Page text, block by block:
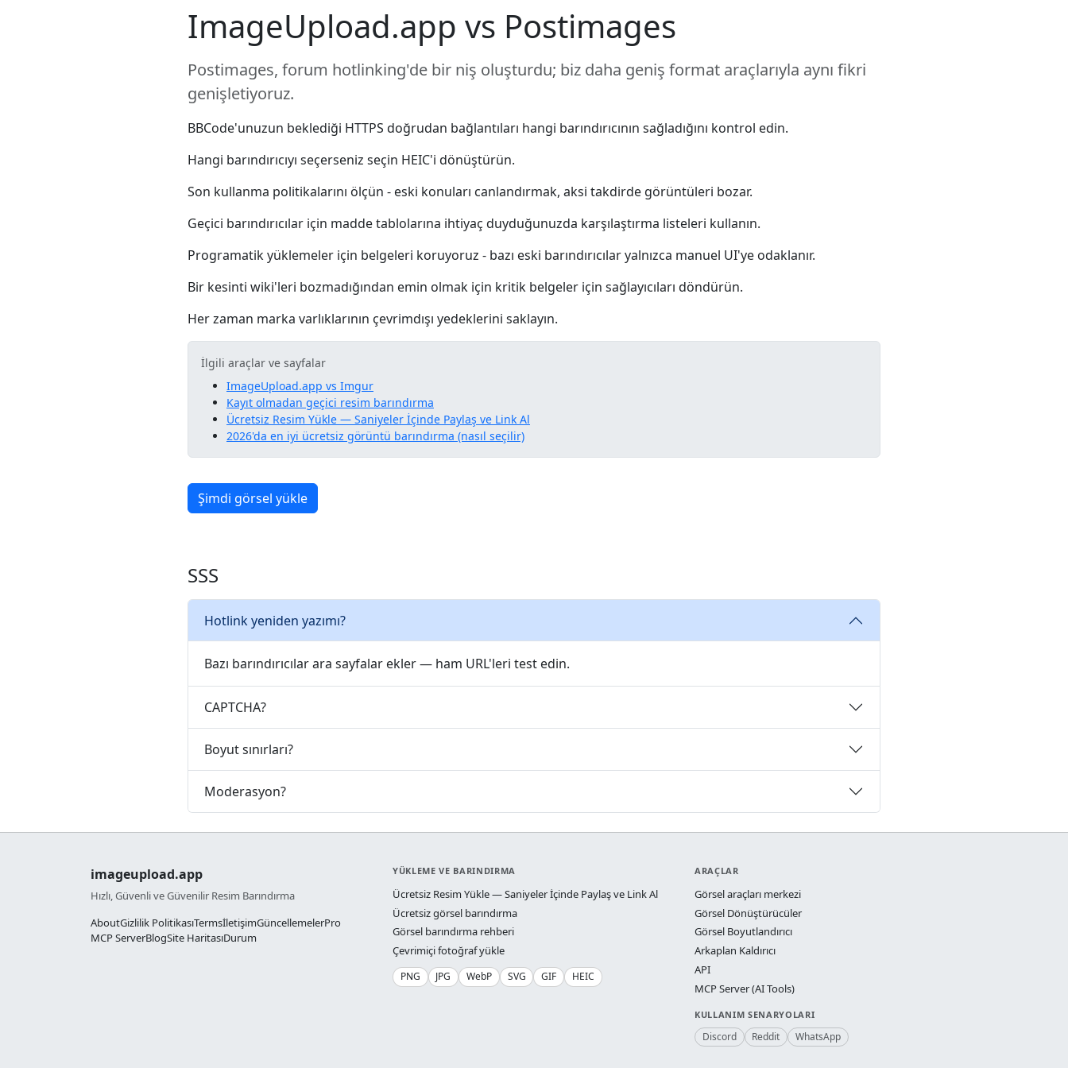
ImageUpload.app vs Postimages
Postimages, forum hotlinking'de bir niş oluşturdu; biz daha geniş format araçlarıyla aynı fikri
genişletiyoruz.
BBCode'unuzun beklediği HTTPS doğrudan bağlantıları hangi barındırıcının sağladığını kontrol edin.
Hangi barındırıcıyı seçerseniz seçin HEIC'i dönüştürün.
Son kullanma politikalarını ölçün - eski konuları canlandırmak, aksi takdirde görüntüleri bozar.
Geçici barındırıcılar için madde tablolarına ihtiyaç duyduğunuzda karşılaştırma listeleri kullanın.
Programatik yüklemeler için belgeleri koruyoruz - bazı eski barındırıcılar yalnızca manuel UI'ye odaklanır.
Bir kesinti wiki'leri bozmadığından emin olmak için kritik belgeler için sağlayıcıları döndürün.
Her zaman marka varlıklarının çevrimdışı yedeklerini saklayın.
İlgili araçlar ve sayfalar
ImageUpload.app vs Imgur
Kayıt olmadan geçici resim barındırma
Ücretsiz Resim Yükle — Saniyeler İçinde Paylaş ve Link Al
2026'da en iyi ücretsiz görüntü barındırma (nasıl seçilir)
Şimdi görsel yükle
SSS
Hotlink yeniden yazımı?
Bazı barındırıcılar ara sayfalar ekler — ham URL'leri test edin.
CAPTCHA?
Boyut sınırları?
Moderasyon?
imageupload.app
Hızlı, Güvenli ve Güvenilir Resim Barındırma
AboutGizlilik PolitikasıTermsİletişimGüncellemelerPro
MCP ServerBlogSite HaritasıDurum
YÜKLEME VE BARINDIRMA
Ücretsiz Resim Yükle — Saniyeler İçinde Paylaş ve Link Al
Ücretsiz görsel barındırma
Görsel barındırma rehberi
Çevrimiçi fotoğraf yükle
PNG JPG WebP SVG GIF HEIC
ARAÇLAR
Görsel araçları merkezi
Görsel Dönüştürücüler
Görsel Boyutlandırıcı
Arkaplan Kaldırıcı
API
MCP Server (AI Tools)
KULLANIM SENARYOLARI
Discord Reddit WhatsApp